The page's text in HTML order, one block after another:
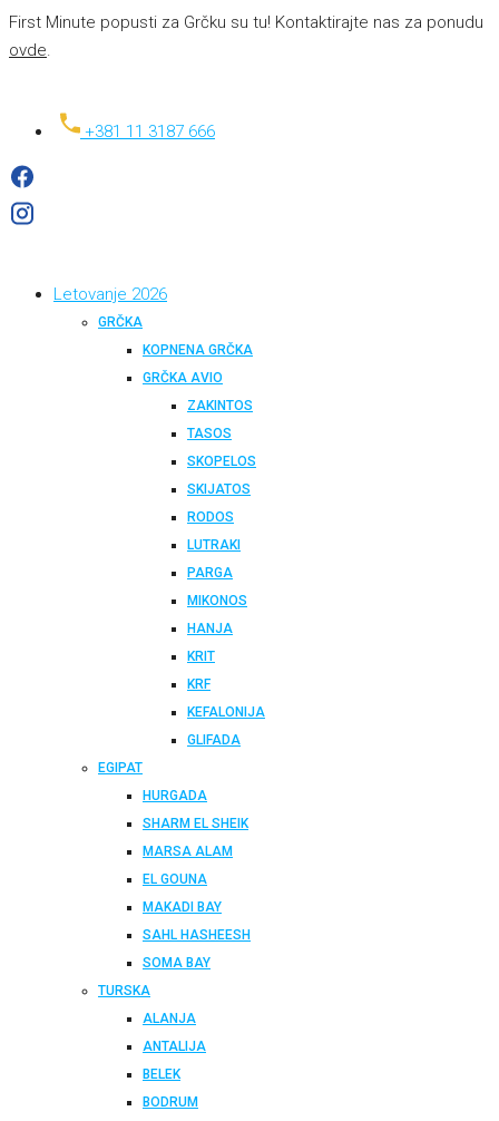
First Minute popusti za Grčku su tu! Kontaktirajte nas za ponudu
ovde.
+381 11 3187 666
Letovanje 2026
GRČKA
KOPNENA GRČKA
GRČKA AVIO
ZAKINTOS
TASOS
SKOPELOS
SKIJATOS
RODOS
LUTRAKI
PARGA
MIKONOS
HANJA
KRIT
KRF
KEFALONIJA
GLIFADA
EGIPAT
HURGADA
SHARM EL SHEIK
MARSA ALAM
EL GOUNA
MAKADI BAY
SAHL HASHEESH
SOMA BAY
TURSKA
ALANJA
ANTALIJA
BELEK
BODRUM